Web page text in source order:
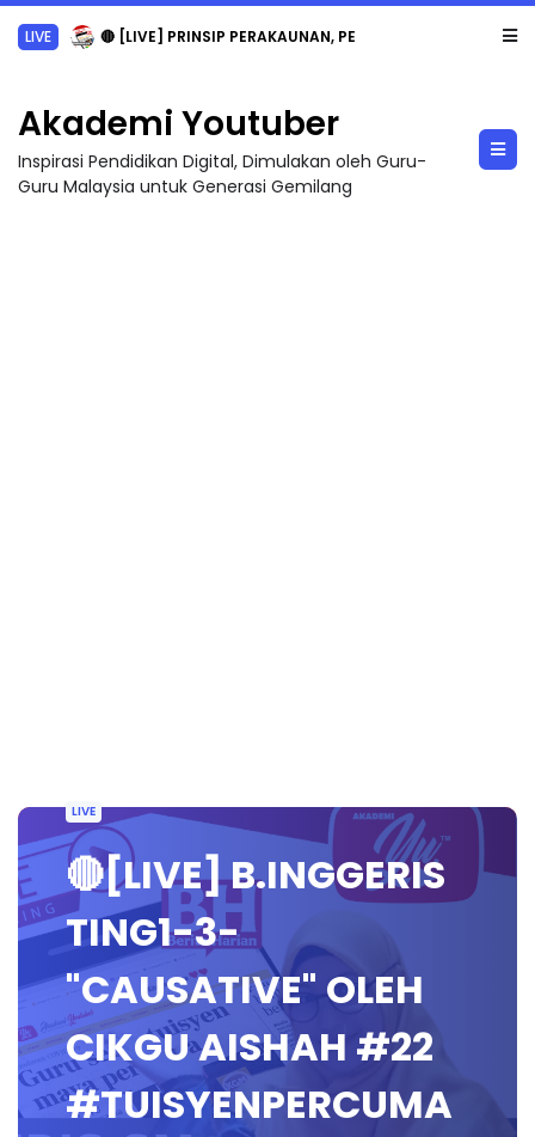
LIVE 🔴 [LIVE] PRINSIP PERAKAUNAN, PECUT SKOR SOALAN 1 TRIAL OLEH CIKGU WAN...
Akademi Youtuber
Inspirasi Pendidikan Digital, Dimulakan oleh Guru-
Guru Malaysia untuk Generasi Gemilang
LIVE
🔴[LIVE] B.INGGERIS
TING1-3-
"CAUSATIVE" OLEH
CIKGU AISHAH #22
#TUISYENPERCUMA